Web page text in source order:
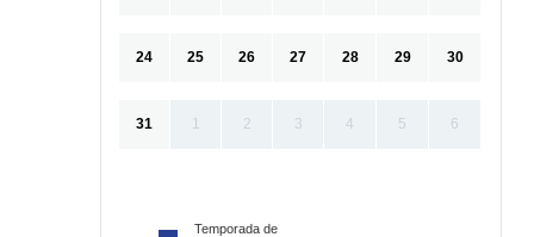
24 25 26 27 28 29 30
31 1 2 3 4 5 6
Temporada de